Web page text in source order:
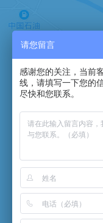
手机：
电话：
邮箱：
地址：常
请您留言
感谢您的关注，当前
线，请填写一下您的
尽快和您联系。